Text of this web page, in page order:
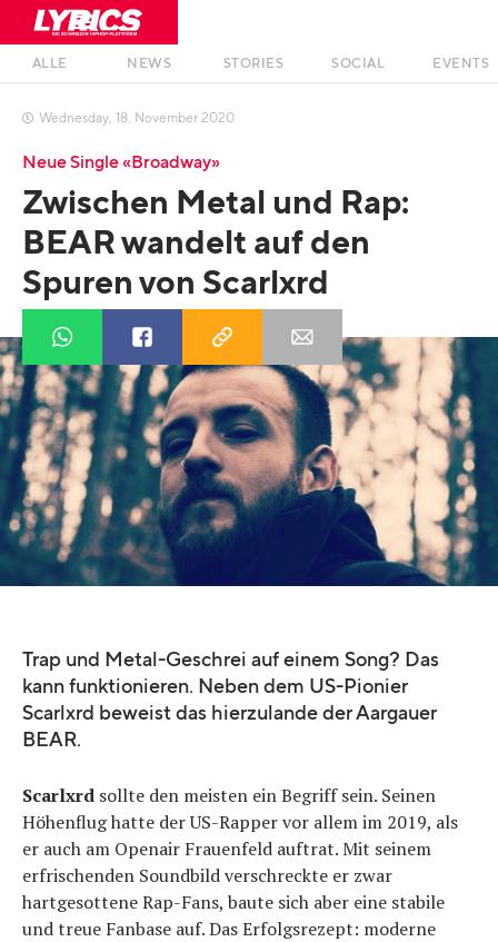
ALLE NEWS STORIES SOCIAL EVENTS
 Wednesday, 18. November 2020
Neue Single «Broadway»
Zwischen Metal und Rap:
BEAR wandelt auf den
Spuren von Scarlxrd
Trap und Metal-Geschrei auf einem Song? Das
kann funktionieren. Neben dem US-Pionier
Scarlxrd beweist das hierzulande der Aargauer
BEAR.
Scarlxrd sollte den meisten ein Begriff sein. Seinen
Höhenflug hatte der US-Rapper vor allem im 2019, als
er auch am Openair Frauenfeld auftrat. Mit seinem
erfrischenden Soundbild verschreckte er zwar
hartgesottene Rap-Fans, baute sich aber eine stabile
und treue Fanbase auf. Das Erfolgsrezept: moderne